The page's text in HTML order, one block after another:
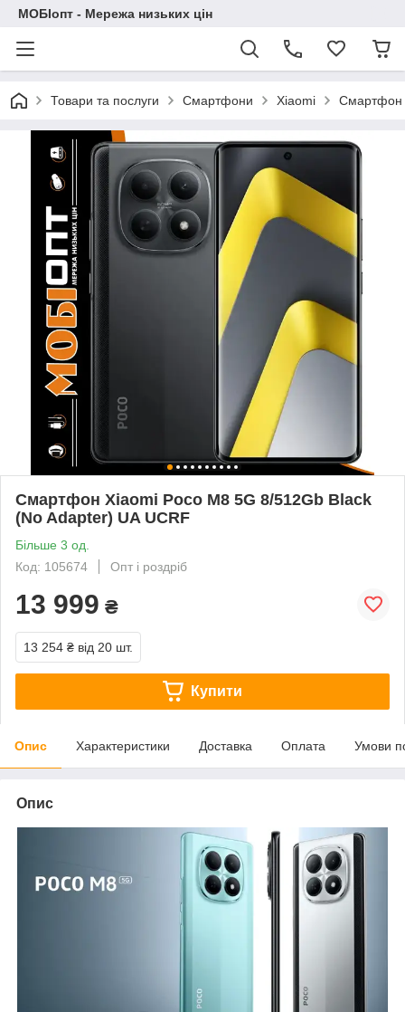
МОБІопт - Мережа низьких цін
Товари та послуги Смартфони Xiaomi Смартфон
Смартфон Xiaomi Poco M8 5G 8/512Gb Black
(No Adapter) UA UCRF
Більше 3 од.
Код: 105674
Опт і роздріб
13 999 ₴
13 254 ₴ від 20 шт.
Купити
Опис Характеристики Доставка Оплата Умови
Опис